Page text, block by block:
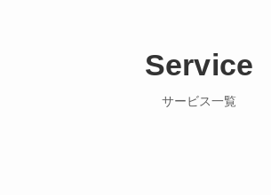
Service
サービス一覧